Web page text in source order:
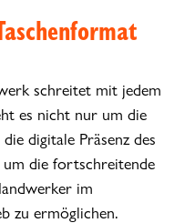
schreitet mit jedem
es nicht nur um die
digitale Präsenz des
um die fortschreitende
im
zu ermöglichen.